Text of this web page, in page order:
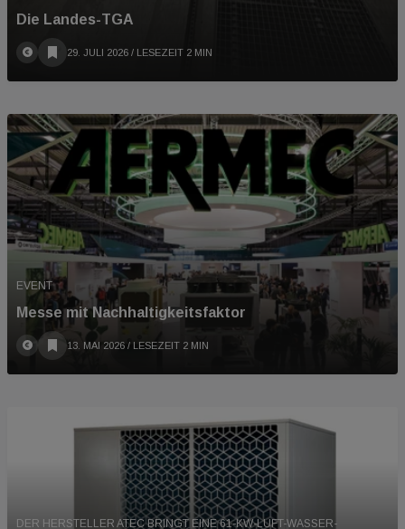
Die Landes-TGA
29. JULI 2026 / LESEZEIT 2 MIN
EVENT
Messe mit Nachhaltigkeitsfaktor
13. MAI 2026 / LESEZEIT 2 MIN
DER HERSTELLER ATEC BRINGT EINE 61-KW-LUFT-WASSER-